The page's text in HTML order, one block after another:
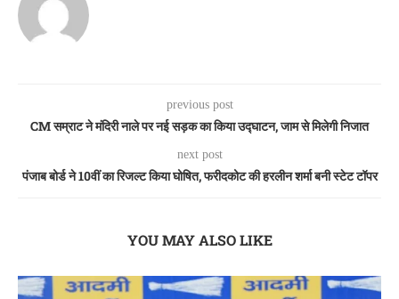
previous post
CM सम्राट ने मंदिरी नाले पर नई सड़क का किया उद्घाटन, जाम से मिलेगी निजात
next post
पंजाब बोर्ड ने 10वीं का रिजल्ट किया घोषित, फरीदकोट की हरलीन शर्मा बनी स्टेट टॉपर
YOU MAY ALSO LIKE